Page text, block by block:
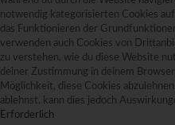
notwendig kategorisierten Cookies
das Funktionieren der
verwenden auch Cookies von
zu verstehen, wie du diese Website
deiner Zustimmung in deinem
Möglichkeit, diese Cookies
ablehnst, kann dies jedoch
Erforderlich